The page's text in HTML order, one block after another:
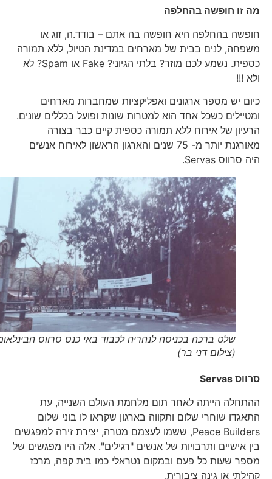
מה זו חופשה בהחלפה
חופשה בהחלפה היא חופשה בה אתם – בודד.ה, זוג או
משפחה, לנים בבית של מארחים במדינת הטיול, ללא תמורה
כספית. נשמע לכם מוזר? בלתי הגיוני? Fake או Spam? לא
ולא !!!
כיום יש מספר ארגונים ואפליקציות שמחברות מארחים
ומטיילים כשכל אחד הוא למטרות שונות ופועל בכללים שונים.
הרעיון של אירוח ללא תמורה כספית קיים כבר בצורה
מאורגנת יותר מ- 75 שנים והארגון הראשון לאירוח אנשים
היה סרווס Servas.
שלט ברכה בכניסה לנהריה לכבוד באי כנס סרווס הבינלאומי
(צילום דני בר)
סרווסServas
ההתחלה הייתה לאחר תום מלחמת העולם השנייה, עת
התאגדו שוחרי שלום ותקווה בארגון שקראו לו בוני שלום
Peace Builders, ששמו לעצמם מטרה, יצירת זירה למפגשים
בין אישיים ותרבויות של אנשים "רגילים". אלה היו מפגשים של
מספר שעות כל פעם ובמקום נטראלי כמו בית קפה, מרכז
קהילתי או גינה ציבורית.